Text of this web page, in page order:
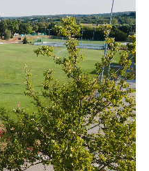
másik fontos tényező
149 ezer
már nagyon a felső
lenne egy 120-130 ezer
még ez alá is
hogy a Samsung
az árazással szállnak el
biztosította,